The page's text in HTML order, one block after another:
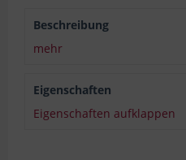
Beschreibung
mehr
Eigenschaften
Eigenschaften aufklappen